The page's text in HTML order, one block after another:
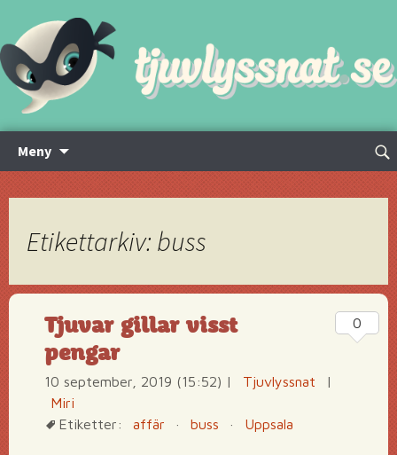
Meny
innehåll
Sök
Etikettarkiv: buss
Tjuvar gillar visst
pengar
10 september, 2019 (15:52) | Tjuvlyssnat
|
Miri
Etiketter:
affär · buss · Uppsala
0